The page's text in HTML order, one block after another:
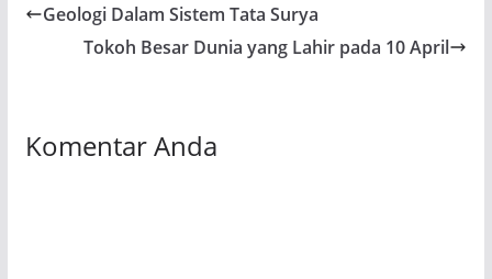
Geologi Dalam Sistem Tata Surya
Tokoh Besar Dunia yang Lahir pada 10 April
Komentar Anda